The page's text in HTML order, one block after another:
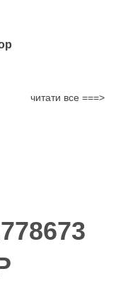
читати все ===>